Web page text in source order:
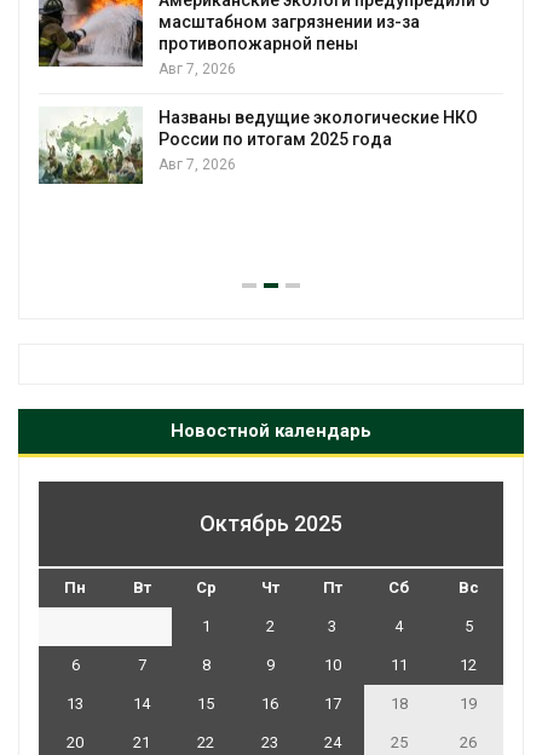
масштабном загрязнении из-за
противопожарной пены
Авг 7, 2026
Названы ведущие экологические НКО
России по итогам 2025 года
Авг 7, 2026
Новостной календарь
Октябрь 2025
Пн Вт Ср Чт Пт Сб Вс
1 2 3 4 5
6 7 8 9 10 11 12
13 14 15 16 17 18 19
20 21 22 23 24 25 26